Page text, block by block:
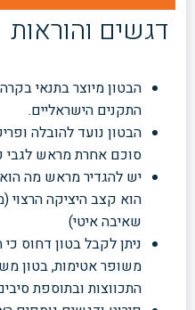
דגשים והוראות
הבטון מיוצר בתנאי
התקנים הישראליים.
סוכם אחרת מראש לגבי
יש להגדיר מראש מה
הוא קצב היציקה הרצוי
שאיבה איטי)
ניתן לקבל בטון דחוס
משופר אטימות, בטון
התכווצות ובתוספת